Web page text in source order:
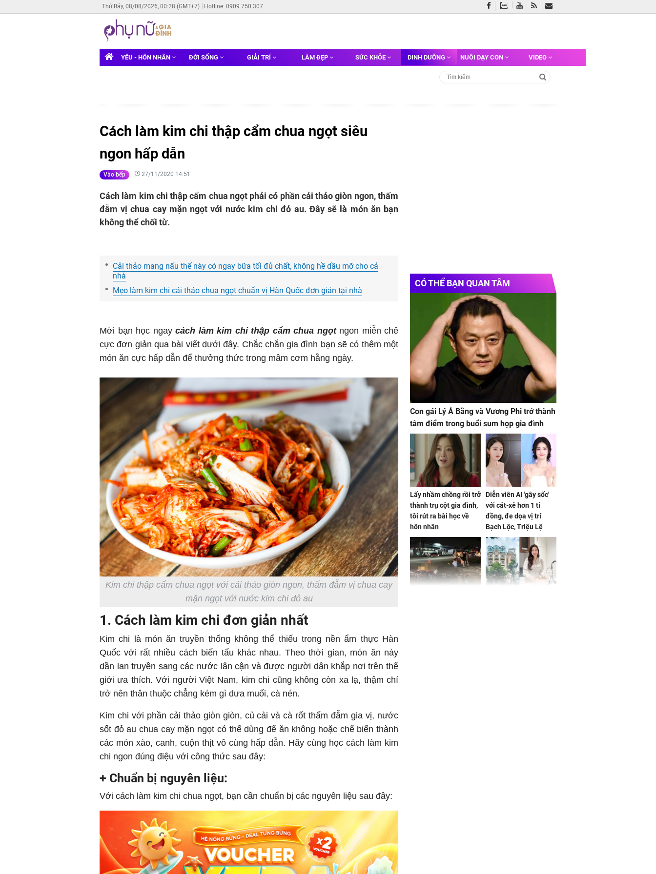
Thứ Bảy, 08/08/2026, 00:28 (GMT+7) Hotline: 0909 750 307
YÊU - HÔN NHÂN ĐỜI SỐNG GIẢI TRÍ LÀM ĐẸP SỨC KHỎE DINH DƯỠNG NUÔI DẠY CON VIDEO
Cách làm kim chi thập cẩm chua ngọt siêu
ngon hấp dẫn
Vào bếp 27/11/2020 14:51
Cách làm kim chi thập cẩm chua ngọt phải có phần cải thảo giòn ngon, thấm
đẫm vị chua cay mặn ngọt với nước kim chi đỏ au. Đây sẽ là món ăn bạn
không thể chối từ.
Cải thảo mang nấu thế này có ngay bữa tối đủ chất, không hề dầu mỡ cho cả
nhà
Mẹo làm kim chi cải thảo chua ngọt chuẩn vị Hàn Quốc đơn giản tại nhà
Mời bạn học ngay cách làm kim chi thập cẩm chua ngọtngon miễn chê
cực đơn giản qua bài viết dưới đây. Chắc chắn gia đình bạn sẽ có thêm một
món ăn cực hấp dẫn để thưởng thức trong mâm cơm hằng ngày.
Kim chi thập cẩm chua ngọt với cải thảo giòn ngon, thấm đẫm vị chua cay
mặn ngọt với nước kim chi đỏ au
1. Cách làm kim chi đơn giản nhất
Kim chi là món ăn truyền thống không thể thiếu trong nền ẩm thực Hàn
Quốc với rất nhiều cách biến tấu khác nhau. Theo thời gian, món ăn này
dần lan truyền sang các nước lân cận và được người dân khắp nơi trên thế
giới ưa thích. Với người Việt Nam, kim chi cũng không còn xa lạ, thậm chí
trở nên thân thuộc chẳng kém gì dưa muối, cà nén.
Kim chi với phần cải thảo giòn giòn, củ cải và cà rốt thấm đẫm gia vị, nước
sốt đỏ au chua cay mặn ngọt có thể dùng để ăn không hoặc chế biến thành
các món xào, canh, cuộn thịt vô cùng hấp dẫn. Hãy cùng học cách làm kim
chi ngon đúng điệu với công thức sau đây:
+ Chuẩn bị nguyên liệu:
Với cách làm kim chi chua ngọt, bạn cần chuẩn bị các nguyên liệu sau đây:
CÓ THỂ BẠN QUAN TÂM
Con gái Lý Á Bằng và Vương Phi trở thành
tâm điểm trong buổi sum họp gia đình
Lấy nhầm chồng rồi trở
thành trụ cột gia đình,
tôi rút ra bài học về
hôn nhân
Diễn viên AI 'gây sốc'
với cát-xê hơn 1 tỉ
đồng, đe dọa vị trí
Bạch Lộc, Triệu Lệ
Dĩnh